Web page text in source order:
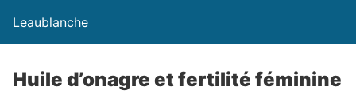
Leaublanche
Huile d’onagre et fertilité féminine